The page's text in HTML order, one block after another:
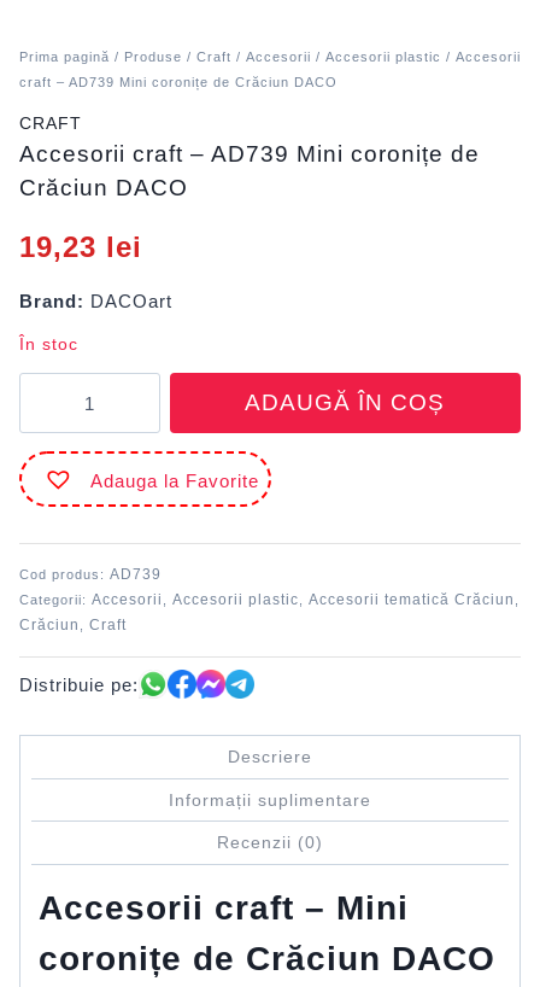
Prima pagină / Produse / Craft / Accesorii / Accesorii plastic / Accesorii
craft – AD739 Mini coronițe de Crăciun DACO
CRAFT
Accesorii craft – AD739 Mini coronițe de
Crăciun DACO
19,23 lei
Brand: DACOart
În stoc
Accesorii
craft
-
AD739
Mini
Crăciun
DACO
ADAUGĂ ÎN COȘ
Adauga la Favorite
Cod produs: AD739
Categorii: Accesorii , Accesorii plastic, Accesorii tematică Crăciun ,
Crăciun , Craft
Distribuie pe:
Descriere
Informații suplimentare
Recenzii (0)
Accesorii craft – Mini
coronițe de Crăciun DACO